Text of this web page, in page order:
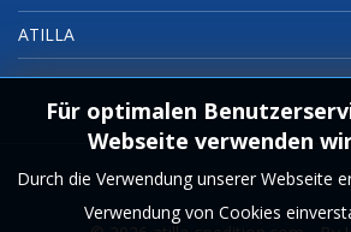
ATILLA
Für optimalen
Webseite verwenden
Durch die Verwendung unserer Webseite
Verwendung von Cookies